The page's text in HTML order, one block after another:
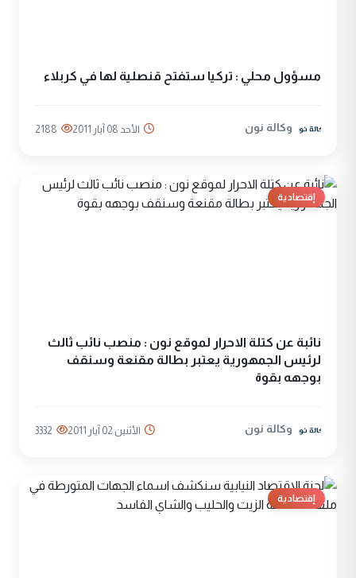
مسؤول محلي : تركيا ستفتح قنصلية لها في كربلاء
وكالة نون الأحد 08 آيار 2011 2188
إقتصادية
نائبة عن كتلة الاحرار لموقع نون : منصب نائب ثالث
لرئيس الجمهورية يعتبر بطالة مقنعة وسنقف
بوجهه بقوة
وكالة نون الأثنين 02 آيار 2011 3332
إقتصادية